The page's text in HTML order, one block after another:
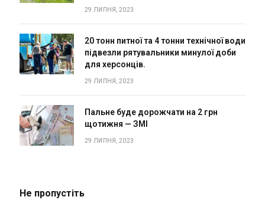
29 ЛИПНЯ, 2023
20 тонн питної та 4 тонни технічної води
підвезли рятувальники минулої доби
для херсонців.
29 ЛИПНЯ, 2023
Пальне буде дорожчати на 2 грн
щотижня — ЗМІ
29 ЛИПНЯ, 2023
Не пропустіть